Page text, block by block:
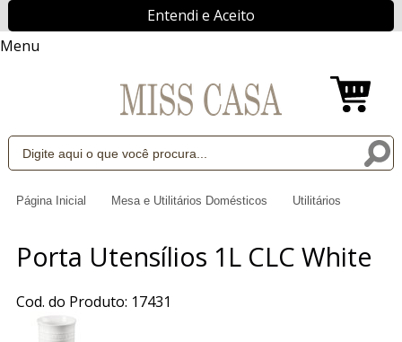
Entendi e Aceito
Menu
Página Inicial Mesa e Utilitários Domésticos Utilitários
Porta Utensílios 1L CLC White
Cod. do Produto: 17431